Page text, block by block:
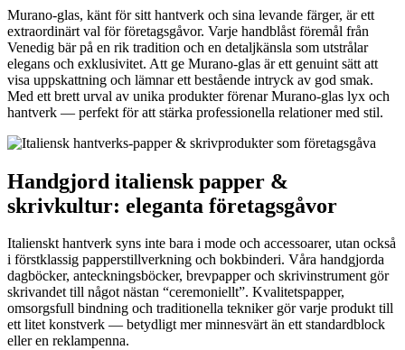
Murano-glas, känt för sitt hantverk och sina levande färger, är ett
extraordinärt val för företagsgåvor. Varje handblåst föremål från
Venedig bär på en rik tradition och en detaljkänsla som utstrålar
elegans och exklusivitet. Att ge Murano-glas är ett genuint sätt att
visa uppskattning och lämnar ett bestående intryck av god smak.
Med ett brett urval av unika produkter förenar Murano-glas lyx och
hantverk — perfekt för att stärka professionella relationer med stil.
Handgjord italiensk papper &
skrivkultur: eleganta företagsgåvor
Italienskt hantverk syns inte bara i mode och accessoarer, utan också
i förstklassig papperstillverkning och bokbinderi. Våra handgjorda
dagböcker, anteckningsböcker, brevpapper och skrivinstrument gör
skrivandet till något nästan “ceremoniellt”. Kvalitetspapper,
omsorgsfull bindning och traditionella tekniker gör varje produkt till
ett litet konstverk — betydligt mer minnesvärt än ett standardblock
eller en reklampenna.